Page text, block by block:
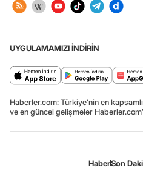
UYGULAMAMIZI İNDİRİN
Haberler.com: Türkiye’nin en
ve en güncel gelişmeler
HaberSon